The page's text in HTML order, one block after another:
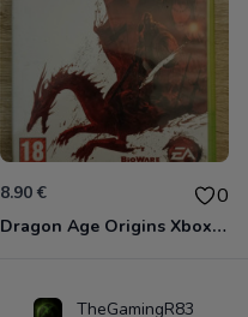
8.90 € 0
Dragon Age Origins Xbox 360
TheGamingR83